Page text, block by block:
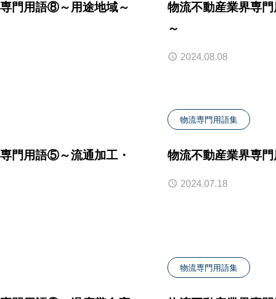
2025.05.27
門用語⑧～用途地域～
物流不動産業界専
～
2024.08.08
門用語⑤～流通加工・
物流専門用語集
物流不動産業界専
2024.07.18
物流専門用語集